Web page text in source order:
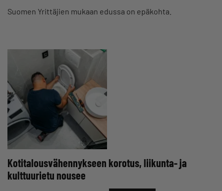
Suomen Yrittäjien mukaan edussa on epäkohta.
Kotitalousvähennykseen korotus, liikunta- ja
kulttuurietu nousee